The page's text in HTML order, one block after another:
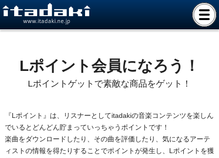
www.itadaki.ne.jp
Lポイント会員になろう！
Lポイントゲットで素敵な商品をゲット！
『Lポイント』は、リスナーとしてitadakiの音楽コンテンツを楽しん
でいるとどんどん貯まっていっちゃうポイントです！
楽曲をダウンロードしたり、その曲を評価したり、気になるアーテ
ィストの情報を得たりすることでポイントが発生し、Lポイントを獲